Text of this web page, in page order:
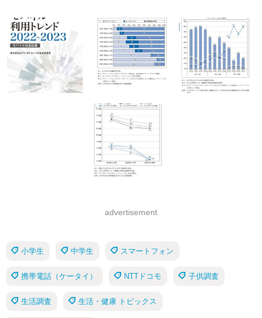
advertisement
小学生 中学生 スマートフォン
携帯電話（ケータイ） NTTドコモ 子供調査
生活調査 生活・健康 トピックス